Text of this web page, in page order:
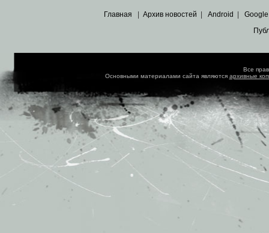
Главная Архив новостей Android Google
Все
Основными материалами сайта являются архивные